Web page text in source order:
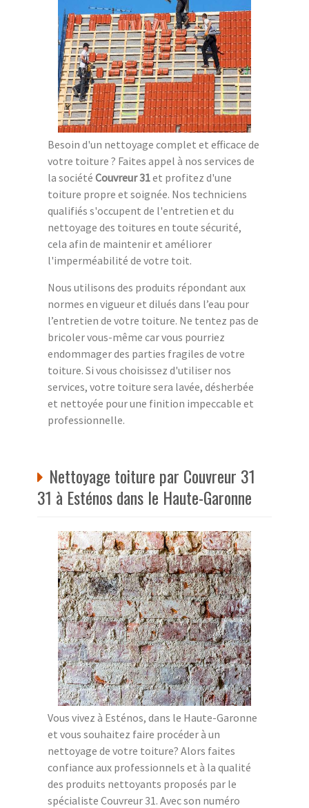
Besoin d'un nettoyage complet et efficace de
votre toiture ? Faites appel à nos services de
la société Couvreur 31et profitez d'une
toiture propre et soignée. Nos techniciens
qualifiés s'occupent de l'entretien et du
nettoyage des toitures en toute sécurité,
cela afin de maintenir et améliorer
l'imperméabilité de votre toit.
Nous utilisons des produits répondant aux
normes en vigueur et dilués dans l’eau pour
l’entretien de votre toiture. Ne tentez pas de
bricoler vous-même car vous pourriez
endommager des parties fragiles de votre
toiture. Si vous choisissez d'utiliser nos
services, votre toiture sera lavée, désherbée
et nettoyée pour une finition impeccable et
professionnelle.
Nettoyage toiture par Couvreur 31
31 à Esténos dans le Haute-Garonne
Vous vivez à Esténos, dans le Haute-Garonne
et vous souhaitez faire procéder à un
nettoyage de votre toiture? Alors faites
confiance aux professionnels et à la qualité
des produits nettoyants proposés par le
spécialiste Couvreur 31. Avec son numéro